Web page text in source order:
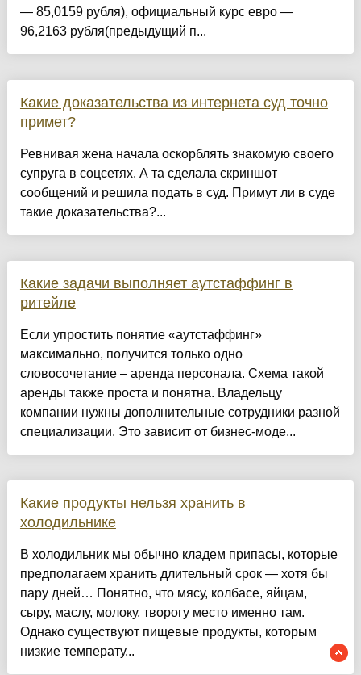
— 85,0159 рубля), официальный курс евро —
96,2163 рубля(предыдущий п...
Какие доказательства из интернета суд точно
примет?
Ревнивая жена начала оскорблять знакомую своего
супруга в соцсетях. А та сделала скриншот
сообщений и решила подать в суд. Примут ли в суде
такие доказательства?...
Какие задачи выполняет аутстаффинг в
ритейле
Если упростить понятие «аутстаффинг»
максимально, получится только одно
словосочетание – аренда персонала. Схема такой
аренды также проста и понятна. Владельцу
компании нужны дополнительные сотрудники разной
специализации. Это зависит от бизнес-моде...
Какие продукты нельзя хранить в
холодильнике
В холодильник мы обычно кладем припасы, которые
предполагаем хранить длительный срок — хотя бы
пару дней… По нятно, что мясу, колбасе, яйцам,
сыру, маслу, молоку, творогу место именно там.
Однако существуют пищевые продукты, которым
низкие температу...